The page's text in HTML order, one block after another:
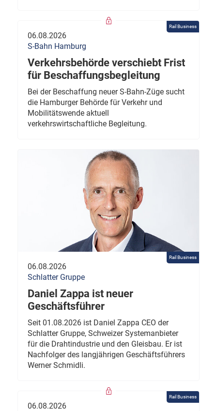
Rail Business
06.08.2026
S-Bahn Hamburg
Verkehrsbehörde verschiebt Frist
für Beschaffungsbegleitung
Bei der Beschaffung neuer S-Bahn-Züge sucht
die Hamburger Behörde für Verkehr und
Mobilitätswende aktuell
verkehrswirtschaftliche Begleitung.
Rail Business
06.08.2026
Schlatter Gruppe
Daniel Zappa ist neuer
Geschäftsführer
Seit 01.08.2026 ist Daniel Zappa CEO der
Schlatter Gruppe, Schweizer Systemanbieter
für die Drahtindustrie und den Gleisbau. Er ist
Nachfolger des langjährigen Geschäftsführers
Werner Schmidli.
Rail Business
06.08.2026